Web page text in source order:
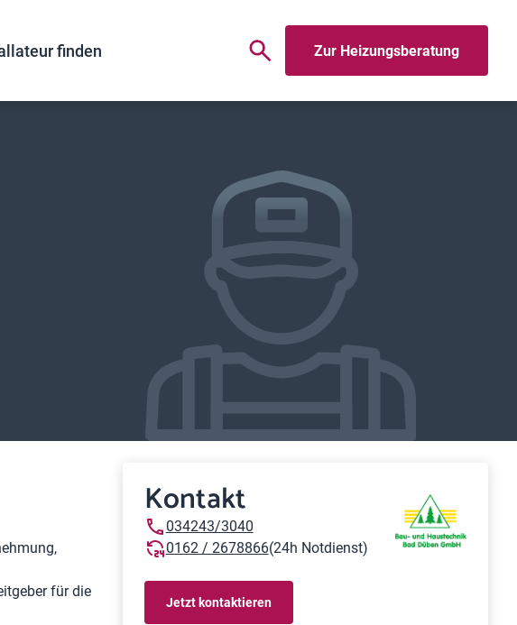
finden Zur Heizungsberatung
für die
Kontakt
034243/3040
0162 / 2678866(24h Notdienst)
Jetzt kontaktieren